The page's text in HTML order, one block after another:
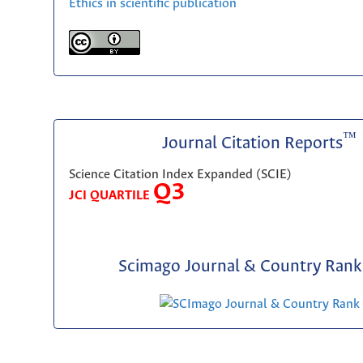
Ethics in scientific publication
Journal Citation Reports™
Science Citation Index Expanded (SCIE)
JCI QUARTILE Q3
Scimago Journal & Country Rank